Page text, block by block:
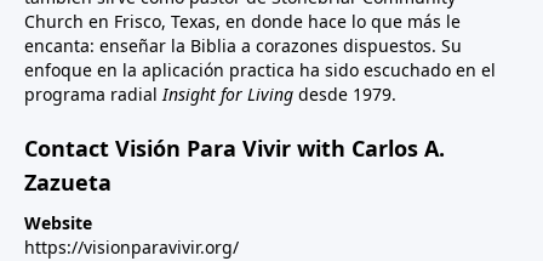
Church en Frisco, Texas, en donde hace lo que más le
encanta: enseñar la Biblia a corazones dispuestos. Su
enfoque en la aplicación practica ha sido escuchado en el
programa radialInsight for Living desde 1979.
Contact Visión Para Vivir with Carlos A.
Zazueta
Website
https://visionparavivir.org/